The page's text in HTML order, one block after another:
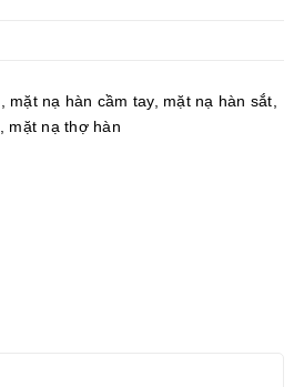
mặt nạ hàn cầm tay, mặt nạ hàn sắt
mặt nạ thợ hàn